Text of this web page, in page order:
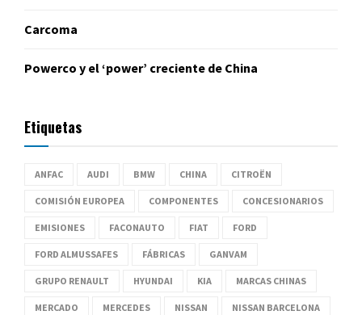
Carcoma
Powerco y el ‘power’ creciente de China
Etiquetas
ANFAC AUDI BMW CHINA CITROËN
COMISIÓN EUROPEA COMPONENTES CONCESIONARIOS
EMISIONES FACONAUTO FIAT FORD
FORD ALMUSSAFES FÁBRICAS GANVAM
GRUPO RENAULT HYUNDAI KIA MARCAS CHINAS
MERCADO MERCEDES NISSAN NISSAN BARCELONA